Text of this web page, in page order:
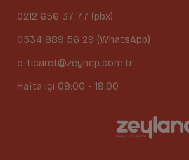
0212 656 37 77 (pbx)
0534 889 56 29 (WhatsApp)
e-ticaret@zeynep.com.tr
Hafta içi 09:00 - 19:00